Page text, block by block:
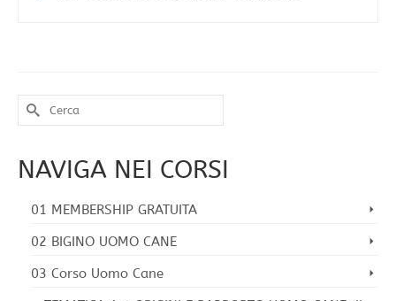
Cerca
per:
NAVIGA NEI CORSI
01 MEMBERSHIP GRATUITA
02 BIGINO UOMO CANE
03 Corso Uomo Cane